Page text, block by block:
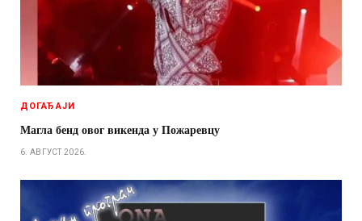
ДОГАЂАЈИ
Магла бенд овог викенда у Пожаревцу
6. АВГУСТ 2026.